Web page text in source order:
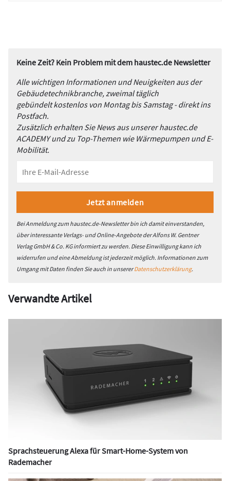
Keine Zeit? Kein Problem mit dem haustec.de Newsletter
Alle wichtigen Informationen und Neuigkeiten aus der
Gebäudetechnikbranche, zweimal täglich
gebündelt kostenlos von Montag bis Samstag - direkt ins
Postfach.
Zusätzlich erhalten Sie News aus unserer haustec.de
ACADEMY und zu Top-Themen wie Wärmepumpen und E-
Mobilität.
Bei Anmeldung zum haustec.de-Newsletter bin ich damit einverstanden,
über interessante Verlags- und Online-Angebote der Alfons W. Gentner
Verlag GmbH & Co. KG informiert zu werden. Diese Einwilligung kann ich
widerrufen und eine Abmeldung ist jederzeit möglich. Informationen zum
Umgang mit Daten finden Sie auch in unsererDatenschutzerklärung.
Verwandte Artikel
Sprachsteuerung Alexa für Smart-Home-System von
Rademacher